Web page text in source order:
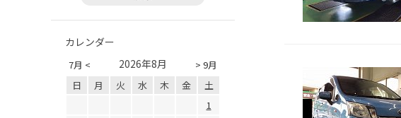
カレンダー
7月 < > 9月
2026年8月
日 月 火 水 木 金
土
1